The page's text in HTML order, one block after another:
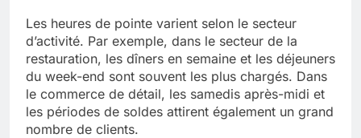
Les heures de pointe varient selon le secteur
d’activité. Par exemple, dans le secteur de la
restauration, les dîners en semaine et les déjeuners
du week-end sont souvent les plus chargés. Dans
le commerce de détail, les samedis après-midi et
les périodes de soldes attirent également un grand
nombre de clients.